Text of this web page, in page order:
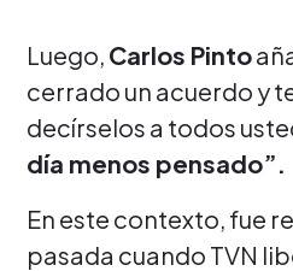
Luego, Carlos Pinto
cerrado un acuerdo y
decírselos a todos
día menos pensado”.
En este contexto, fue
pasada cuando TVN